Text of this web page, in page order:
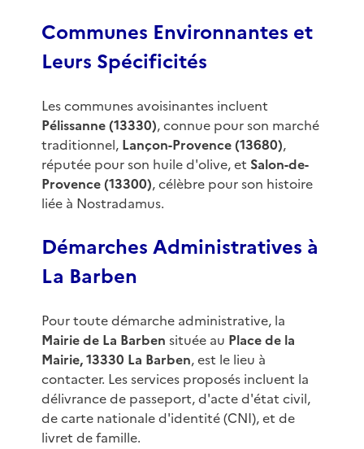
Communes Environnantes et
Leurs Spécificités
Les communes avoisinantes incluent
Pélissanne (13330), connue pour son marché
traditionnel, Lançon-Provence (13680),
réputée pour son huile d'olive, et Salon-de-
Provence (13300), célèbre pour son histoire
liée à Nostradamus.
Démarches Administratives à
La Barben
Pour toute démarche administrative, la
Mairie de La Barben située au Place de la
Mairie, 13330 La Barben, est le lieu à
contacter. Les services proposés incluent la
délivrance de passeport, d'acte d'état civil,
de carte nationale d'identité (CNI), et de
livret de famille.